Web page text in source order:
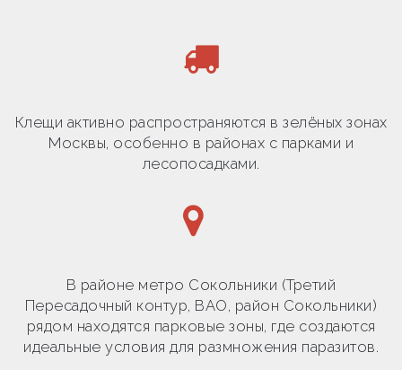
Клещи активно распространяются в зелёных зонах
Москвы, особенно в районах с парками и
лесопосадками.
В районе метро Сокольники (Третий
Пересадочный контур, ВАО, район Сокольники)
рядом находятся парковые зоны, где создаются
идеальные условия для размножения паразитов.